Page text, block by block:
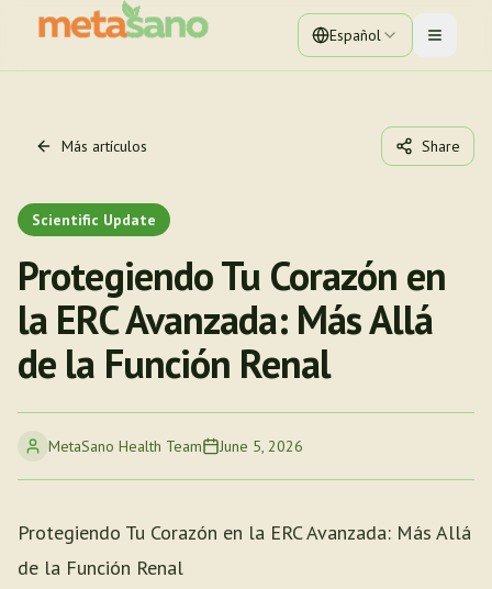
Español Toggle
Más artículos Share
Scientific Update
Protegiendo Tu Corazón en
la ERC Avanzada: Más Allá
de la Función Renal
MetaSano Health Team June 5, 2026
Protegiendo Tu Corazón en la ERC Avanzada: Más Allá
de la Función Renal